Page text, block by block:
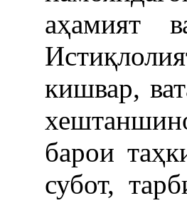
аҳамият
кишвар,
барои
субот,